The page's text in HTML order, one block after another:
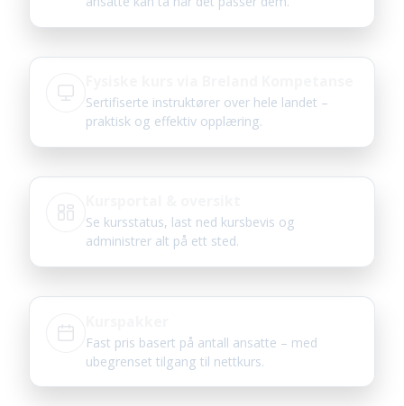
Sertifiserte instruktører over hele landet –
praktisk og effektiv opplæring.
Se kursstatus, last ned kursbevis og
administrer alt på ett sted.
Fast pris basert på antall ansatte – med
ubegrenset tilgang til nettkurs.